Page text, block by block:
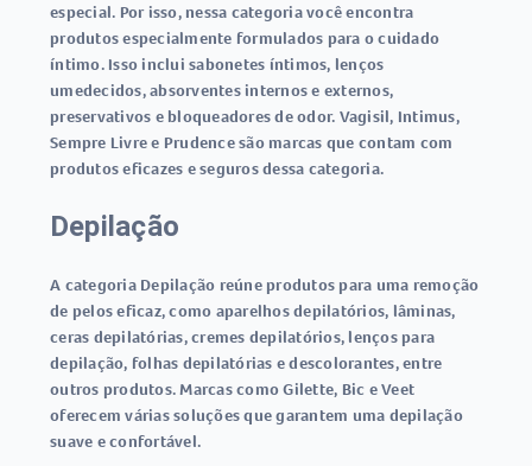
especial. Por isso, nessa categoria você encontra
produtos especialmente formulados para o cuidado
íntimo. Isso inclui sabonetes íntimos, lenços
umedecidos, absorventes internos e externos,
preservativos e bloqueadores de odor. Vagisil, Intimus,
Sempre Livre e Prudence são marcas que contam com
produtos eficazes e seguros dessa categoria.
Depilação
A categoria Depilação reúne produtos para uma remoção
de pelos eficaz, como aparelhos depilatórios, lâminas,
ceras depilatórias, cremes depilatórios, lenços para
depilação, folhas depilatórias e descolorantes, entre
outros produtos. Marcas como Gilette, Bic e Veet
oferecem várias soluções que garantem uma depilação
suave e confortável.